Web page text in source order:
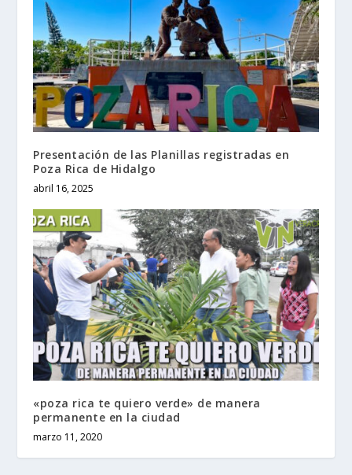
Presentación de las Planillas registradas en
Poza Rica de Hidalgo
abril 16, 2025
«poza rica te quiero verde» de manera
permanente en la ciudad
marzo 11, 2020